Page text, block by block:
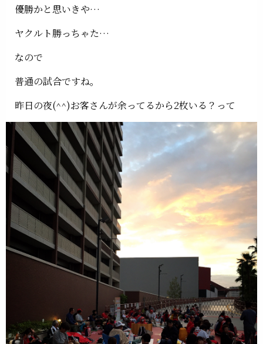
優勝かと思いきや…
ヤクルト勝っちゃた…
なので
普通の試合ですね。
昨日の夜(^^)お客さんが余ってるから2枚いる？って